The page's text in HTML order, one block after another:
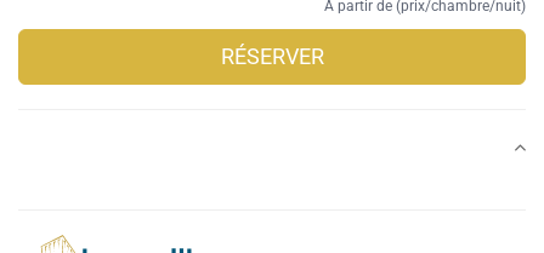
À partir de (prix/chambre/nuit)
RÉSERVER